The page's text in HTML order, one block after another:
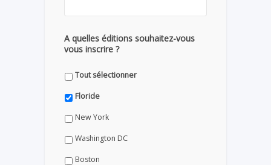
A quelles éditions souhaitez-vous
vous inscrire ?
Tout sélectionner
Floride
New York
Washington DC
Boston